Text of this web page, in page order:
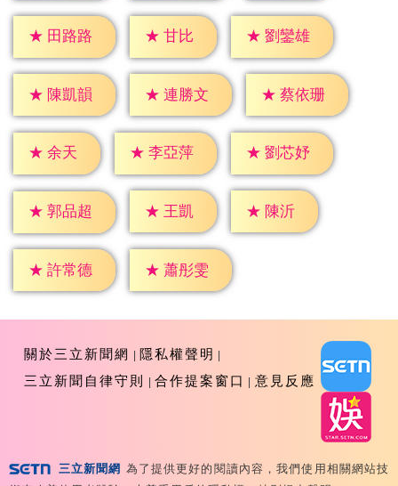
★ 田路路 ★ 甘比 ★ 劉鑾雄
★ 陳凱韻 ★ 連勝文 ★ 蔡依珊
★ 余天 ★ 李亞萍 ★ 劉芯妤
★ 郭品超 ★ 王凱 ★ 陳沂
★ 許常德 ★ 蕭彤雯
關於三立新聞網
隱私權聲明
三立新聞自律守則
合作提案窗口 意見反應
Copyright ©2026 Sanlih E-Television All Rights
三立新聞網 為了提供更好的閱讀內容，我們使用相關網站技